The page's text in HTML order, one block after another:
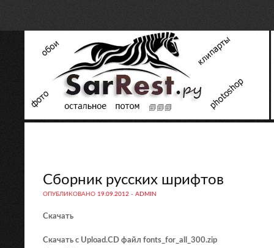
Сборник русских шрифтов
ОПУБЛИКОВАНО 19.09.2012 - ADMIN
Скачать
Скачать с Upload.CD файл fonts_for_all_300.zip